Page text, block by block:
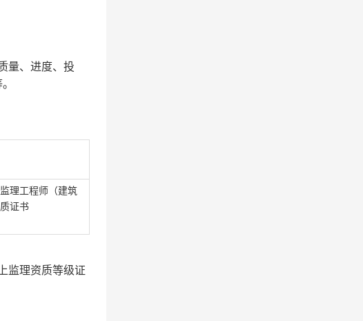
量、进度、投
理工程师（建筑
证书
监理资质等级证